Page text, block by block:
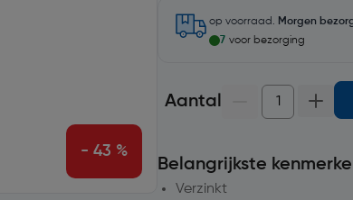
- 43 %
op voorraad. Morgen
7 voor bezorging
Aantal
Belangrijkste
Verzinkt